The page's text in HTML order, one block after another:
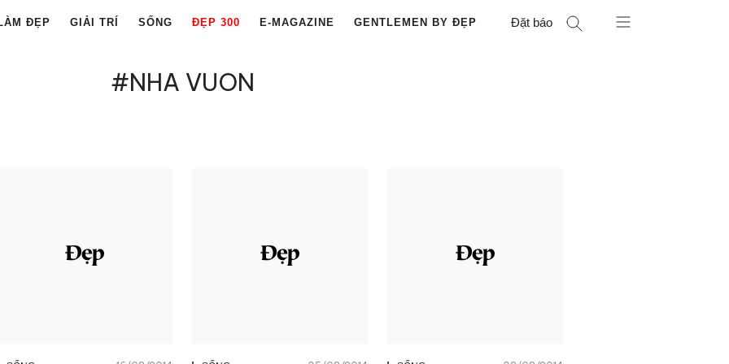
ĐẸP GIẢI TRÍ SỐNG ĐẸP 300 E-MAGAZINE GENTLEMEN BY ĐẸP Đặt báo
#NHA VUON